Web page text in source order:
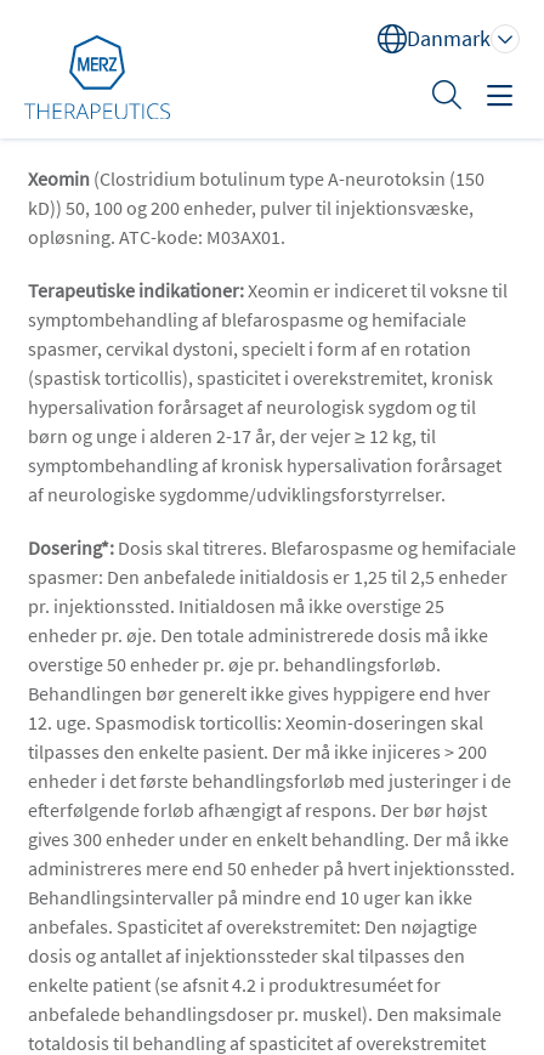
Danmark
Behandlingsområder
Uddannelse
XEOMIN® (botulinum neurotoksin type A)
Om os
Kontakt
Sök
Xeomin (Clostridium botulinum type A-neurotoksin (150
kD)) 50, 100 og 200 enheder, pulver til injektionsvæske,
opløsning. ATC-kode: M03AX01.
Terapeutiske indikationer:Xeomin er indiceret til voksne til
symptombehandling af blefarospasme og hemifaciale
spasmer, cervikal dystoni, specielt i form af en rotation
(spastisk torticollis), spasticitet i overekstremitet, kronisk
hypersalivation forårsaget af neurologisk sygdom og til
børn og unge i alderen 2-17 år, der vejer ≥ 12 kg, til
symptombehandling af kronisk hypersalivation forårsaget
af neurologiske sygdomme/udviklingsforstyrrelser.
Dosering*: Dosis skal titreres. Blefarospasme og hemifaciale
spasmer: Den anbefalede initialdosis er 1,25 til 2,5 enheder
pr. injektionssted. Initialdosen må ikke overstige 25
enheder pr. øje. Den totale administrerede dosis må ikke
overstige 50 enheder pr. øje pr. behandlingsforløb.
Behandlingen bør generelt ikke gives hyppigere end hver
12. uge. Spasmodisk torticollis: Xeomin-doseringen skal
tilpasses den enkelte pasient. Der må ikke injiceres > 200
enheder i det første behandlingsforløb med justeringer i de
efterfølgende forløb afhængigt af respons. Der bør højst
gives 300 enheder under en enkelt behandling. Der må ikke
administreres mere end 50 enheder på hvert injektionssted.
Behandlingsintervaller på mindre end 10 uger kan ikke
anbefales. Spasticitet af overekstremitet: Den nøjagtige
dosis og antallet af injektionssteder skal tilpasses den
enkelte patient (se afsnit 4.2 i produktresuméet for
anbefalede behandlingsdoser pr. muskel). Den maksimale
totaldosis til behandling af spasticitet af overekstremitet